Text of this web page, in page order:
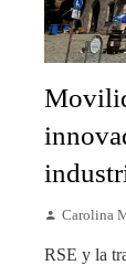
Carolina
RSE y la